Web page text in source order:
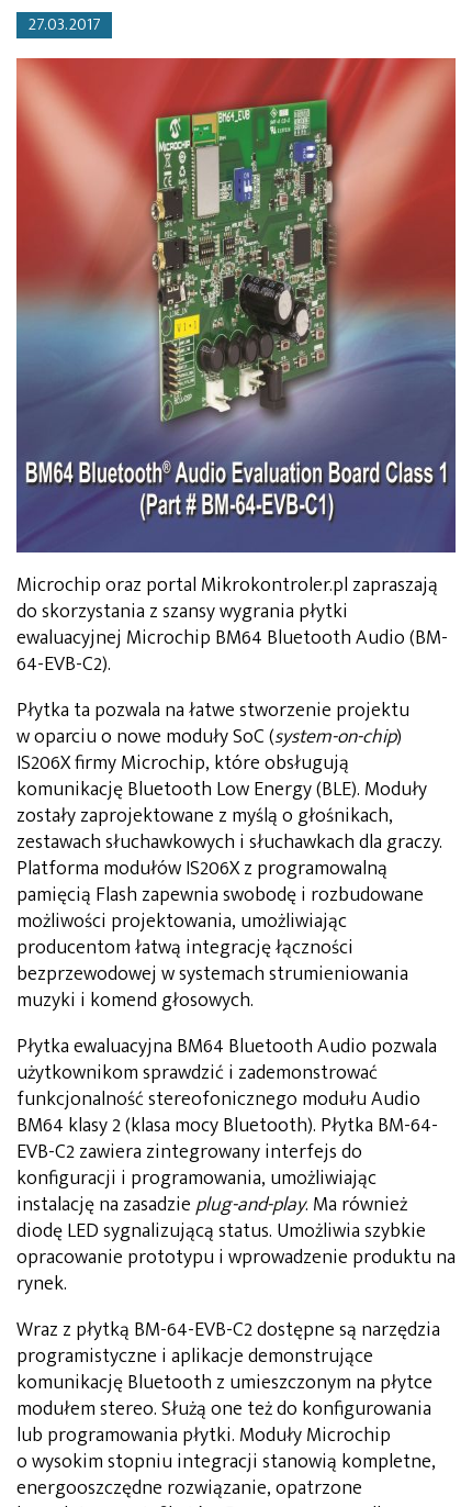
27.03.2017
Microchip oraz portal Mikrokontroler.pl zapraszają
do skorzystania z szansy wygrania płytki
ewaluacyjnej Microchip BM64 Bluetooth Audio (BM-
64-EVB-C2).
Płytka ta pozwala na łatwe stworzenie projektu
w oparciu o nowe moduły SoC (system-on-chip)
IS206X firmy Microchip, które obsługują
komunikację Bluetooth Low Energy (BLE). Moduły
zostały zaprojektowane z myślą o głośnikach,
zestawach słuchawkowych i słuchawkach dla graczy.
Platforma modułów IS206X z programowalną
pamięcią Flash zapewnia swobodę i rozbudowane
możliwości projektowania, umożliwiając
producentom łatwą integrację łączności
bezprzewodowej w systemach strumieniowania
muzyki i komend głosowych.
Płytka ewaluacyjna BM64 Bluetooth Audio pozwala
użytkownikom sprawdzić i zademonstrować
funkcjonalność stereofonicznego modułu Audio
BM64 klasy 2 (klasa mocy Bluetooth). Płytka BM-64-
EVB-C2 zawiera zintegrowany interfejs do
konfiguracji i programowania, umożliwiając
instalację na zasadzieplug-and-play. Ma również
diodę LED sygnalizującą status. Umożliwia szybkie
opracowanie prototypu i wprowadzenie produktu na
rynek.
Wraz z płytką BM-64-EVB-C2 dostępne są narzędzia
programistyczne i aplikacje demonstrujące
komunikację Bluetooth z umieszczonym na płytce
modułem stereo. Służą one też do konfigurowania
lub programowania płytki. Moduły Microchip
o wysokim stopniu integracji stanowią kompletne,
energooszczędne rozwiązanie, opatrzone